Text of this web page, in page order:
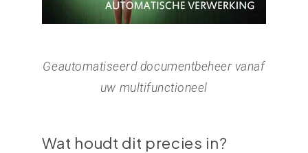
Geautomatiseerd documentbeheer vanaf
uw multifunctioneel
Wat houdt dit precies in?